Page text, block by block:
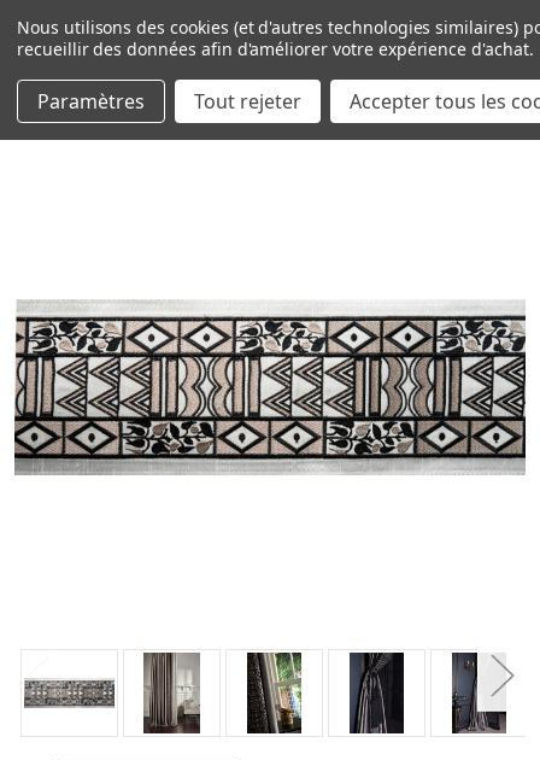
Passer au contenu principal
Nous utilisons des cookies (et d'autres technologies similaires)
recueillir des données afin d'améliorer votre expérience d'achat.
Paramètres Tout rejeter Accepter tous les